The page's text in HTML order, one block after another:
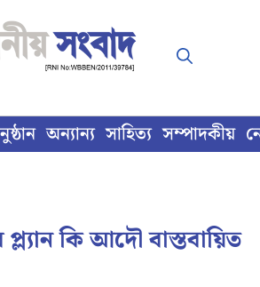
অন্যান্য সাহিত্য সম্পাদকীয়
প্ল্যান কি আদৌ বাস্তবায়িত